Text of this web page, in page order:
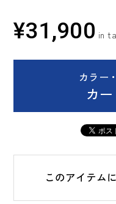
¥31,900
カラー
カ
このアイテム